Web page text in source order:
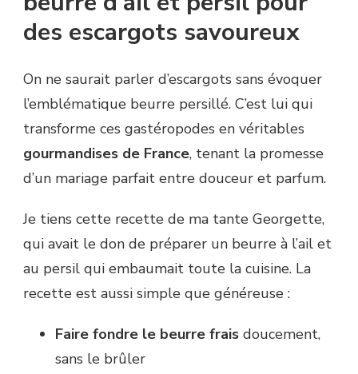
des escargots savoureux
On ne saurait parler d’escargots sans évoquer
l’emblématique beurre persillé. C’est lui qui
transforme ces gastéropodes en véritables
gourmandises de France, tenant la promesse
d’un mariage parfait entre douceur et parfum.
Je tiens cette recette de ma tante Georgette,
qui avait le don de préparer un beurre à l’ail et
au persil qui embaumait toute la cuisine. La
recette est aussi simple que généreuse :
Faire fondre le beurre frais doucement,
sans le brûler